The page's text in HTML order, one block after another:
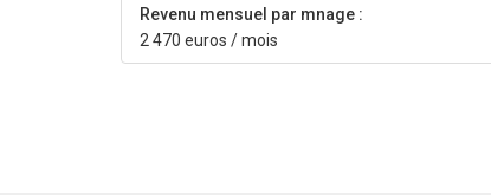
Revenu mensuel par mnage :
2 470 euros / mois